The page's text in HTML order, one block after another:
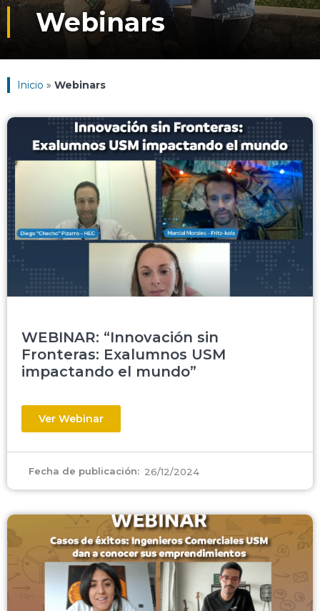
Webinars
Inicio » Webinars
WEBINAR: “Innovación sin
Fronteras: Exalumnos USM
impactando el mundo”
Ver Webinar
Fecha de publicación: 26/12/2024